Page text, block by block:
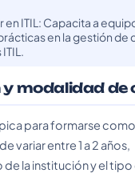
en ITIL: Capacita a
en la gestión de
y modalidad de
para formarse
variar entre 1 a 2 años,
la institución y el tipo